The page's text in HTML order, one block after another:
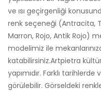
ve ısı geçirgenliği
renk seçeneği (Antracita,
Marron, Rojo, Antik Rojo)
modelimiz ile
katabilirsiniz.Artpietra
yapımıdır. Farklı
görülebilir. Görseldeki